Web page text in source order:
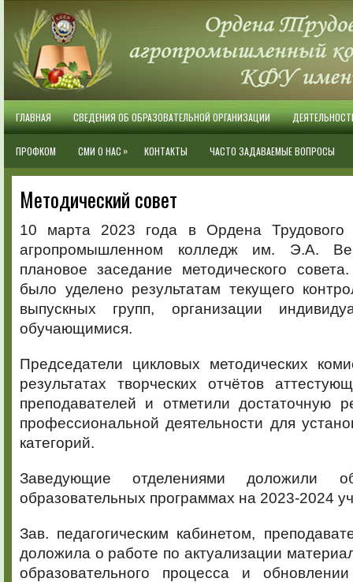
ГЛАВНАЯ СВЕДЕНИЯ ОБ ОБРАЗОВАТЕЛЬНОЙ ОРГАНИЗАЦИИ
ПРОФКОМ СМИ О НАС » КОНТАКТЫ ЧАСТО ЗАДАВАЕМЫЕ ВОПРОСЫ
Методический совет
10 марта 2023 года в Ордена Трудового
агропромышленном колледж им. Э.А.
плановое заседание методического
было уделено результатам текущего
выпускных групп, организации
обучающимися.
Председатели цикловых методических
результатах творческих отчётов
преподавателей и отметили достаточную
профессиональной деятельности для
категорий.
Заведующие отделениями доложили
образовательных программах на 2023-2024
Зав. педагогическим кабинетом,
доложила о работе по актуализации
образовательного процесса и